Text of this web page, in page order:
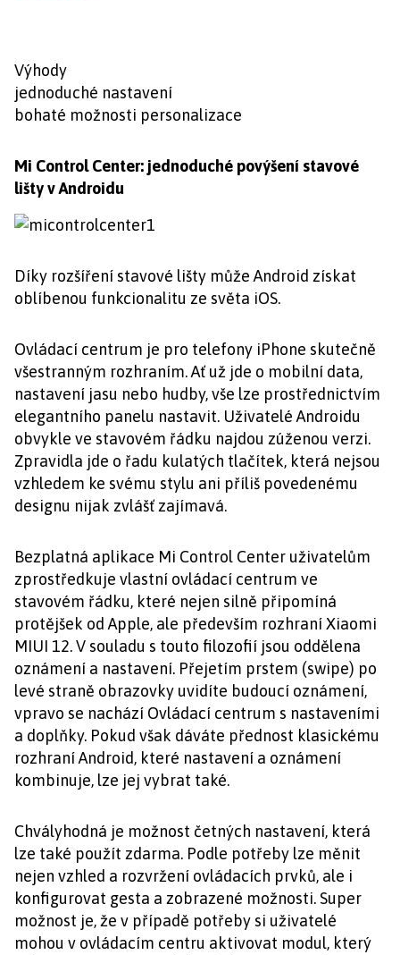
Výhody
jednoduché nastavení
bohaté možnosti personalizace
Mi Control Center: jednoduché povýšení stavové
lišty v Androidu
Díky rozšíření stavové lišty může Android získat
oblíbenou funkcionalitu ze světa iOS.
Ovládací centrum je pro telefony iPhone skutečně
všestranným rozhraním. Ať už jde o mobilní data,
nastavení jasu nebo hudby, vše lze prostřednictvím
elegantního panelu nastavit. Uživatelé Androidu
obvykle ve stavovém řádku najdou zúženou verzi.
Zpravidla jde o řadu kulatých tlačítek, která nejsou
vzhledem ke svému stylu ani příliš povedenému
designu nijak zvlášť zajímavá.
Bezplatná aplikace Mi Control Center uživatelům
zprostředkuje vlastní ovládací centrum ve
stavovém řádku, které nejen silně připomíná
protějšek od Apple, ale především rozhraní Xiaomi
MIUI 12. V souladu s touto filozofií jsou oddělena
oznámení a nastavení. Přejetím prstem (swipe) po
levé straně obrazovky uvidíte budoucí oznámení,
vpravo se nachází Ovládací centrum s nastaveními
a doplňky. Pokud však dáváte přednost klasickému
rozhraní Android, které nastavení a oznámení
kombinuje, lze jej vybrat také.
Chvályhodná je možnost četných nastavení, která
lze také použít zdarma. Podle potřeby lze měnit
nejen vzhled a rozvržení ovládacích prvků, ale i
konfigurovat gesta a zobrazené možnosti. Super
možnost je, že v případě potřeby si uživatelé
mohou v ovládacím centru aktivovat modul, který